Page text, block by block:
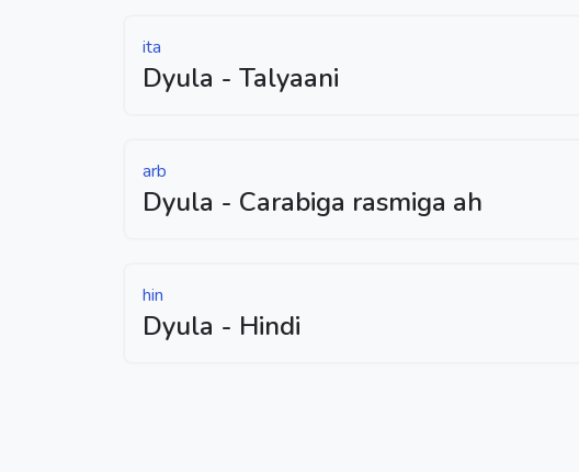
ita
Dyula - Talyaani
arb
Dyula - Carabiga rasmiga ah
hin
Dyula - Hindi